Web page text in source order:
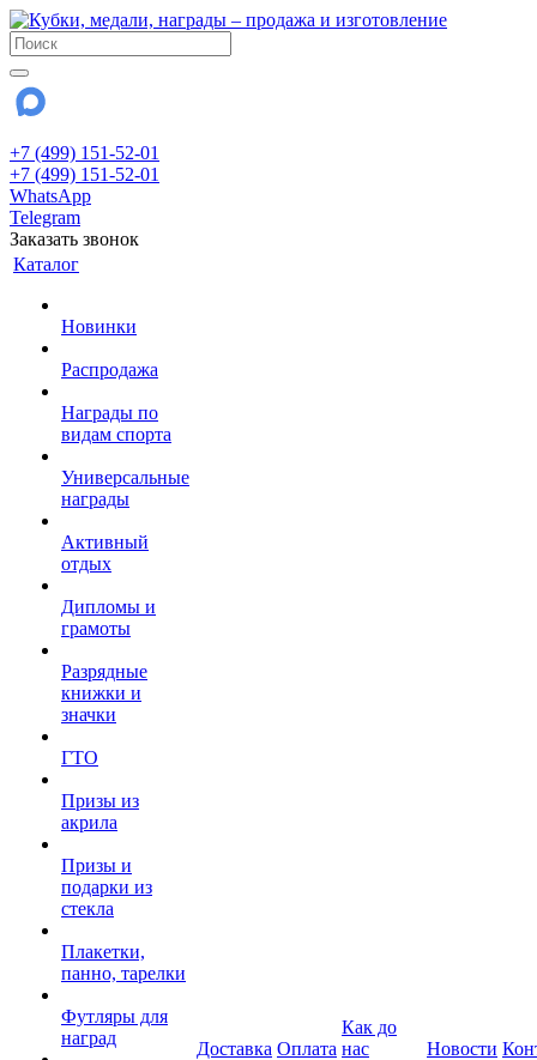
+7 (499) 151-52-01
+7 (499) 151-52-01
WhatsApp
Telegram
Заказать звонок
Каталог
Новинки
Распродажа
Награды по
видам спорта
Универсальные
награды
Активный
отдых
Дипломы и
грамоты
Разрядные
книжки и
значки
ГТО
Призы из
акрила
Призы и
подарки из
стекла
Плакетки,
панно, тарелки
Футляры для
наград
Доставка Оплата
Как до
нас
Новости